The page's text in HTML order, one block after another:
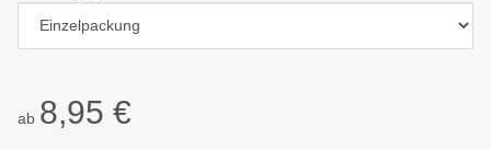
ab 8,95 €